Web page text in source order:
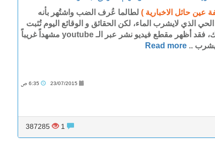
عين حائل الاخبارية ) لطالما عُرف الضب واشتُهر بأنه
الحي الذي لايشرب الماء، لكن الحقائق و الوقائع اليوم تُثبت
غير ذلك، فقد أظهر مقطع فيديو نشر عبر الـ youtube مشهداً غريباً
..
Read more
23/07/2015
387285